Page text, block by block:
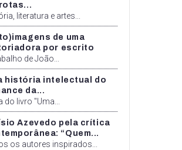
literatura e artes...
de uma
por escrito
de João...
história intelectual do
da...
do livro "Uma...
Azevedo pela crítica
“Quem...
os autores inspirados...